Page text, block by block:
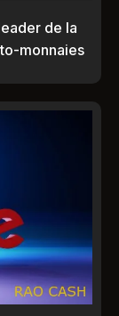
de la
monnaies